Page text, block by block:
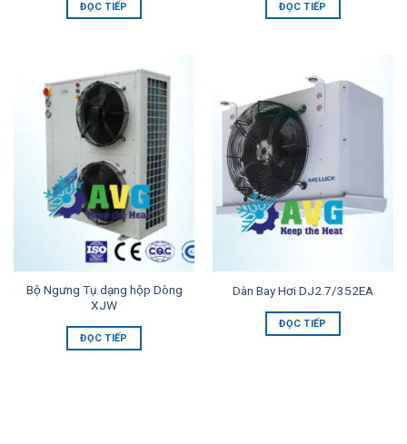
ĐỌC TIẾP ĐỌC TIẾP
Bộ Ngưng Tụ dạng hộp Dòng
XJW
ĐỌC TIẾP
Dàn Bay Hơi DJ2.7/352EA
ĐỌC TIẾP